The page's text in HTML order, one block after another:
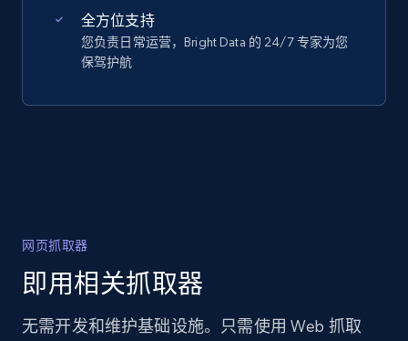
全方位支持
您负责日常运营，Bright Data 的 24/7 专家为您
保驾护航
网页抓取器
即用相关抓取器
无需开发和维护基础设施。只需使用 Web 抓取